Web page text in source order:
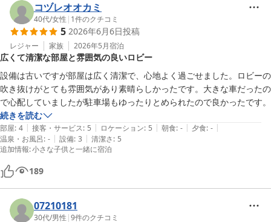
コヅレオオカミ
40代/女性 | 1件のクチコミ
5 2026年6月6日投稿
レジャー 家族 2026年5月宿泊
広くて清潔な部屋と雰囲気の良いロビー
設備は古いですが部屋は広く清潔で、心地よく過ごせました。ロビーの
吹き抜けがとても雰囲気があり素晴らしかったです。大きな車だったの
で心配していましたが駐車場もゆったりとめられたので良かったです。
続きを読む
部屋: 4 | 接客・サービス: 5 | ロケーション: 5 | 朝食: - | 夕食: - |
温泉・お風呂: - | 設備: 3 | 清潔さ: 5
追加情報:小さな子供と一緒に宿泊
189
07210181
30代/男性 |9件のクチコミ